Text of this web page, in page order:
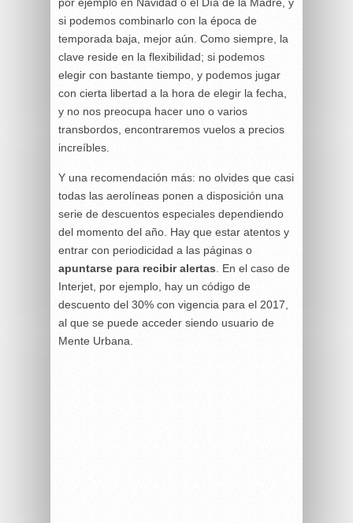
por ejemplo en Navidad o el Día de la Madre, y
si podemos combinarlo con la época de
temporada baja, mejor aún. Como siempre, la
clave reside en la flexibilidad; si podemos
elegir con bastante tiempo, y podemos jugar
con cierta libertad a la hora de elegir la fecha,
y no nos preocupa hacer uno o varios
transbordos, encontraremos vuelos a precios
increíbles.
Y una recomendación más: no olvides que casi
todas las aerolíneas ponen a disposición una
serie de descuentos especiales dependiendo
del momento del año. Hay que estar atentos y
entrar con periodicidad a las páginas o
apuntarse para recibir alertas. En el caso de
Interjet, por ejemplo, hay un código de
descuento del 30% con vigencia para el 2017,
al que se puede acceder siendo usuario de
Mente Urbana.